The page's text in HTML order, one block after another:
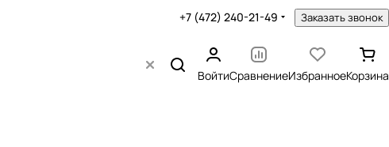
+7 (472) 240-21-49 Заказать звонок
ВойтиСравнениеИзбранноеКорзина